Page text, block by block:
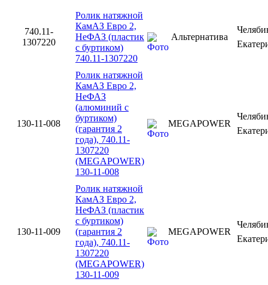
740.11-
1307220
Ролик натяжной
КамАЗ Евро 2,
НеФАЗ (пластик
с буртиком)
740.11-1307220
Альтернатива
130-11-008
Ролик натяжной
КамАЗ Евро 2,
НеФАЗ
(алюминий с
буртиком)
(гарантия 2
года), 740.11-
1307220
(MEGAPOWER)
130-11-008
MEGAPOWER
130-11-009
Ролик натяжной
КамАЗ Евро 2,
НеФАЗ (пластик
с буртиком)
(гарантия 2
года), 740.11-
1307220
(MEGAPOWER)
130-11-009
MEGAPOWER